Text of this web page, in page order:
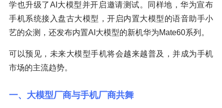
学也升级了AI大模型并开启邀请测试。同样地，华为宣布
手机系统接入盘古大模型，开启内置大模型的语音助手小
艺的众测，还发布内置AI大模型的新机华为Mate60系列。
可以预见，未来大模型手机将会越来越普及，并成为手机
市场的主流趋势。
一、大模型厂商与手机厂商共舞